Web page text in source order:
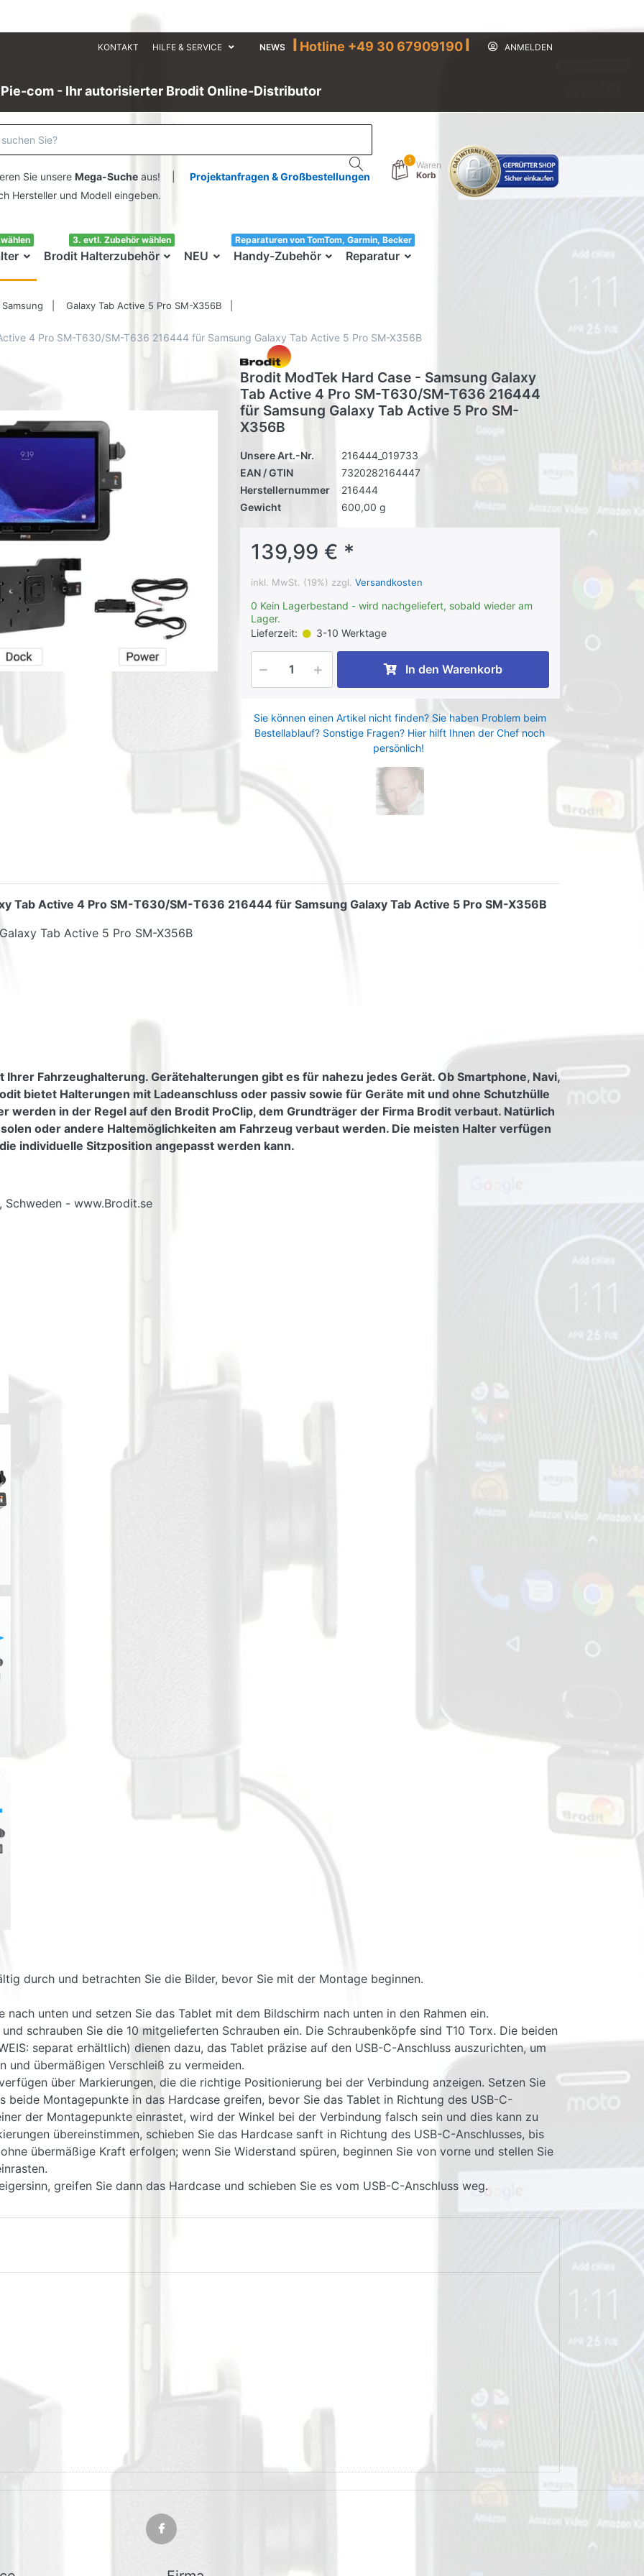
KONTAKT HILFE & SERVICE NEWS I Hotline +49 30 67909190I ANMELDEN
Pie-com - Ihr autorisierter Brodit Online-Distributor
Sie unsere Mega-Sucheaus! | Projektanfragen & Großbestellungen
und Modell eingeben.
1
Waren
Korb
Brodit Halterzubehör
3. evtl. Zubehör wählen
NEU Handy-Zubehör
33!
Reparatur
Reparaturen von TomTom, Garmin, Becker
Samsung Galaxy Tab Active 5 Pro SM-X356B
4 Pro SM-T630/SM-T636 216444 für Samsung Galaxy Tab Active 5 Pro SM-X356B
Brodit ModTek Hard Case - Samsung Galaxy
Tab Active 4 Pro SM-T630/SM-T636 216444
für Samsung Galaxy Tab Active 5 Pro SM-
X356B
Unsere Art.-Nr.
216444_019733
EAN / GTIN
7320282164447
Herstellernummer
216444
Gewicht
600,00 g
139,99 € *
inkl. MwSt. (19%) zzgl. Versandkosten
0 Kein Lagerbestand - wird nachgeliefert, sobald wieder am
Lager.
Lieferzeit:
3-10 Werktage
In den Warenkorb
Sie können einen Artikel nicht finden? Sie haben Problem beim
Bestellablauf? Sonstige Fragen? Hier hilft Ihnen der Chef noch
persönlich!
Tab Active 4 Pro SM-T630/SM-T636 216444 für Samsung Galaxy Tab Active 5 Pro SM-X356B
Tab Active 5 Pro SM-X356B
Fahrzeughalterung. Gerätehalterungen gibt es für nahezu jedes Gerät. Ob Smartphone, Navi,
bietet Halterungen mit Ladeanschluss oder passiv sowie für Geräte mit und ohne Schutzhülle
werden in der Regel auf den Brodit ProClip, dem Grundträger der Firma Brodit verbaut. Natürlich
oder andere Haltemöglichkeiten am Fahrzeug verbaut werden. Die meisten Halter verfügen
individuelle Sitzposition angepasst werden kann.
Schweden - www.Brodit.se
durch und betrachten Sie die Bilder, bevor Sie mit der Montage beginnen.
nach unten und setzen Sie das Tablet mit dem Bildschirm nach unten in den Rahmen ein.
schrauben Sie die 10 mitgelieferten Schrauben ein. Die Schraubenköpfe sind T10 Torx. Die beiden
separat erhältlich) dienen dazu, das Tablet präzise auf den USB-C-Anschluss auszurichten, um
und übermäßigen Verschleiß zu vermeiden.
über Markierungen, die die richtige Positionierung bei der Verbindung anzeigen. Setzen Sie
beide Montagepunkte in das Hardcase greifen, bevor Sie das Tablet in Richtung des USB-C-
der Montagepunkte einrastet, wird der Winkel bei der Verbindung falsch sein und dies kann zu
übereinstimmen, schieben Sie das Hardcase sanft in Richtung des USB-C-Anschlusses, bis
übermäßige Kraft erfolgen; wenn Sie Widerstand spüren, beginnen Sie von vorne und stellen Sie
greifen Sie dann das Hardcase und schieben Sie es vom USB-C-Anschluss weg.